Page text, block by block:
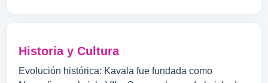
Historia y Cultura
Evolución histórica: Kavala fue fundada como